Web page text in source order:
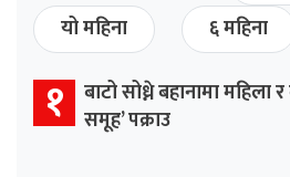
यो महिना
६ महिना
१ बाटो सोध्ने बहानामा महिला
समूह’ पक्राउ